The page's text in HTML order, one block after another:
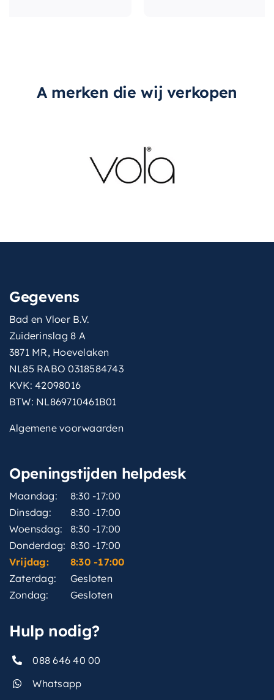
A merken die wij verkopen
Gegevens
Bad en Vloer B.V.
Zuiderinslag 8 A
3871 MR, Hoevelaken
NL85 RABO 0318584743
KVK: 42098016
BTW: NL869710461B01
Algemene voorwaarden
Openingstijden helpdesk
Maandag:
8:30 -17:00
Dinsdag:
8:30 -17:00
Woensdag:
8:30 -17:00
Donderdag: 8:30 -17:00
Vrijdag:
8:30 -17:00
Zaterdag:
Gesloten
Zondag:
Gesloten
Hulp nodig?
088 646 40 00
Whatsapp